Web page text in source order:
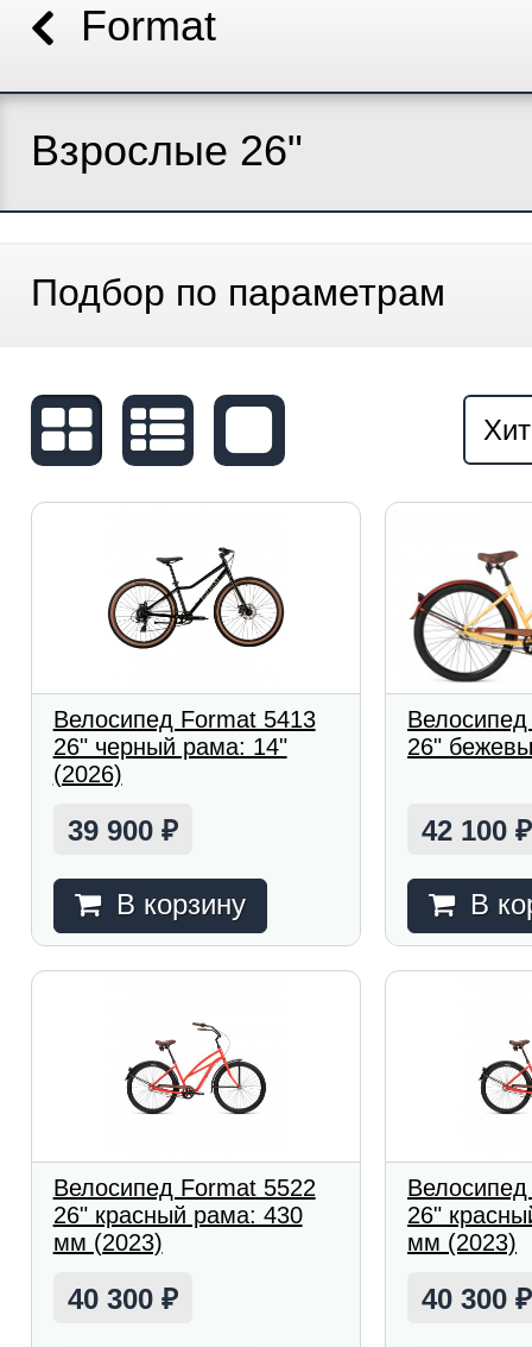
Format
Взрослые 26"
Подбор по параметрам
Велосипед Format 5413
26" черный рама: 14"
(2026)
39 900 ₽
В корзину
26"
42 100₽
В
Велосипед Format 5522
26" красный рама: 430
мм (2023)
40 300 ₽
26"
мм (2023)
40 300₽